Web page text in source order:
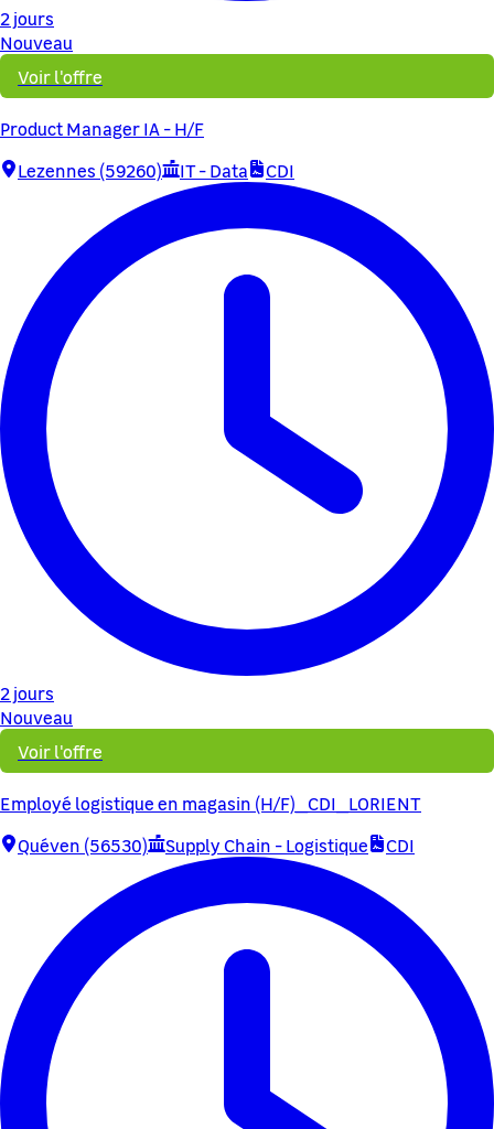
2 jours
Nouveau
Voir l'offre
Product Manager IA - H/F
Lezennes (59260)
IT - Data CDI
2 jours
Nouveau
Voir l'offre
Employé logistique en magasin (H/F)_CDI_LORIENT
Quéven (56530)
Supply Chain - Logistique CDI